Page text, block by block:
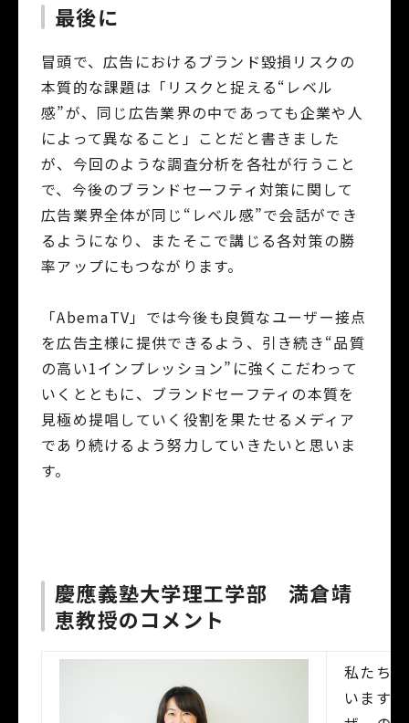
最後に
冒頭で、広告におけるブランド毀損リスクの
本質的な課題は「リスクと捉える“レベル
感”が、同じ広告業界の中であっても企業や人
によって異なること」ことだと書きました
が、今回のような調査分析を各社が行うこと
で、今後のブランドセーフティ対策に関して
広告業界全体が同じ“レベル感”で会話ができ
るようになり、またそこで講じる各対策の勝
率アップにもつながります。
「AbemaTV」では今後も良質なユーザー接点
を広告主様に提供できるよう、引き続き“品質
の高い1インプレッション”に強くこだわって
いくとともに、ブランドセーフティの本質を
見極め提唱していく役割を果たせるメディア
であり続けるよう努力していきたいと思いま
す。
慶應義塾大学理工学部 満倉靖
恵教授のコメント
私たち
います